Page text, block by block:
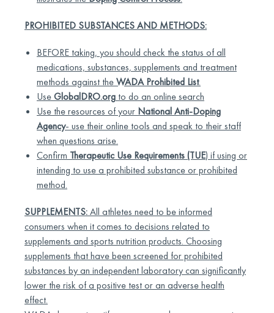
PROHIBITED SUBSTANCES AND METHODS:
BEFORE taking, you should check the status of all
medications, substances, supplements and treatment
methods against theWADA Prohibited List.
UseGlobalDRO.org to do an online search
Use the resources of your National Anti-Doping
Agency- use their online tools and speak to their staff
when questions arise.
Confirm Therapeutic Use Requirements (TUE) if using or
intending to use a prohibited substance or prohibited
method.
SUPPLEMENTS:All athletes need to be informed
consumers when it comes to decisions related to
supplements and sports nutrition products. Choosing
supplements that have been screened for prohibited
substances by an independent laboratory can significantly
lower the risk of a positive test or an adverse health
effect.